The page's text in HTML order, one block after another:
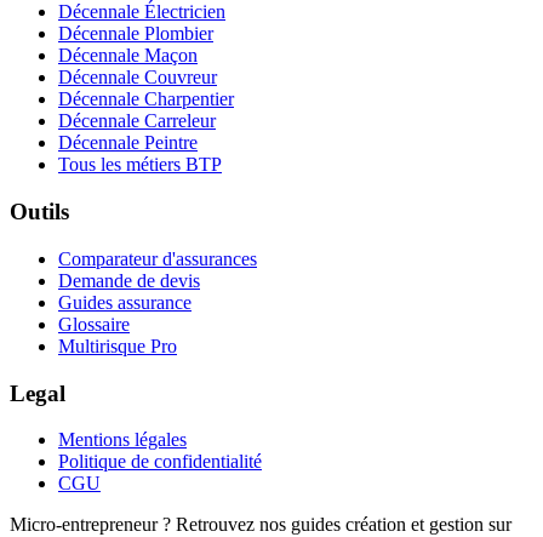
Décennale Électricien
Décennale Plombier
Décennale Maçon
Décennale Couvreur
Décennale Charpentier
Décennale Carreleur
Décennale Peintre
Tous les métiers BTP
Outils
Comparateur d'assurances
Demande de devis
Guides assurance
Glossaire
Multirisque Pro
Legal
Mentions légales
Politique de confidentialité
CGU
Micro-entrepreneur ? Retrouvez nos guides création et gestion sur